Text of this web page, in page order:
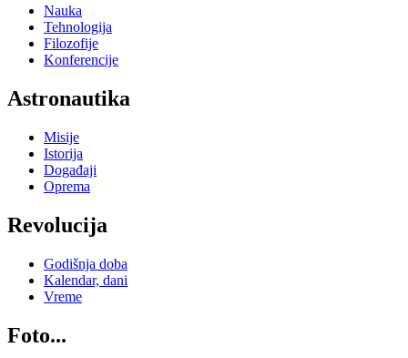
Nauka
Tehnologija
Filozofije
Konferencije
Astronautika
Misije
Istorija
Događaji
Oprema
Revolucija
Godišnja doba
Kalendar, dani
Vreme
Foto...